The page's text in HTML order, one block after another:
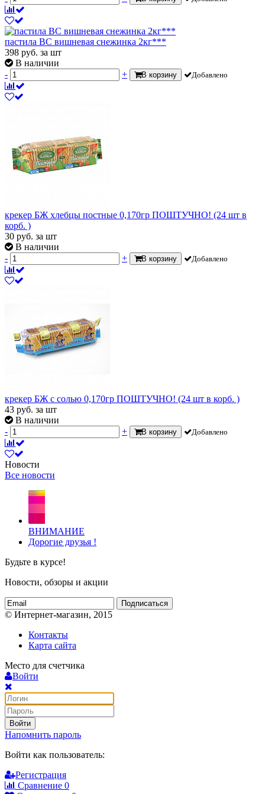
пастила ВС вишневая снежинка 2кг***
398 руб. за шт
В наличии
-
+ В корзину Добавлено
крекер БЖ хлебцы постные 0,170гр ПОШТУЧНО! (24 шт в
корб. )
30 руб. за шт
В наличии
-
+ В корзину Добавлено
крекер БЖ с солью 0,170гр ПОШТУЧНО! (24 шт в корб. )
43 руб. за шт
В наличии
-
+ В корзину Добавлено
Новости
Все новости
ВНИМАНИЕ
Дорогие друзья !
Будьте в курсе!
Новости, обзоры и акции
Подписаться
© Интернет-магазин, 2015
Контакты
Карта сайта
Место для счетчика
Войти
Войти
Напомнить пароль
Войти как пользователь:
Регистрация
Сравнение 0